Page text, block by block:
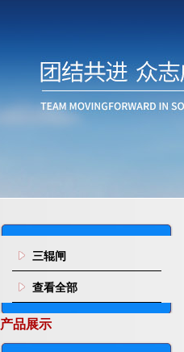
三辊闸
查看全部
产品展示